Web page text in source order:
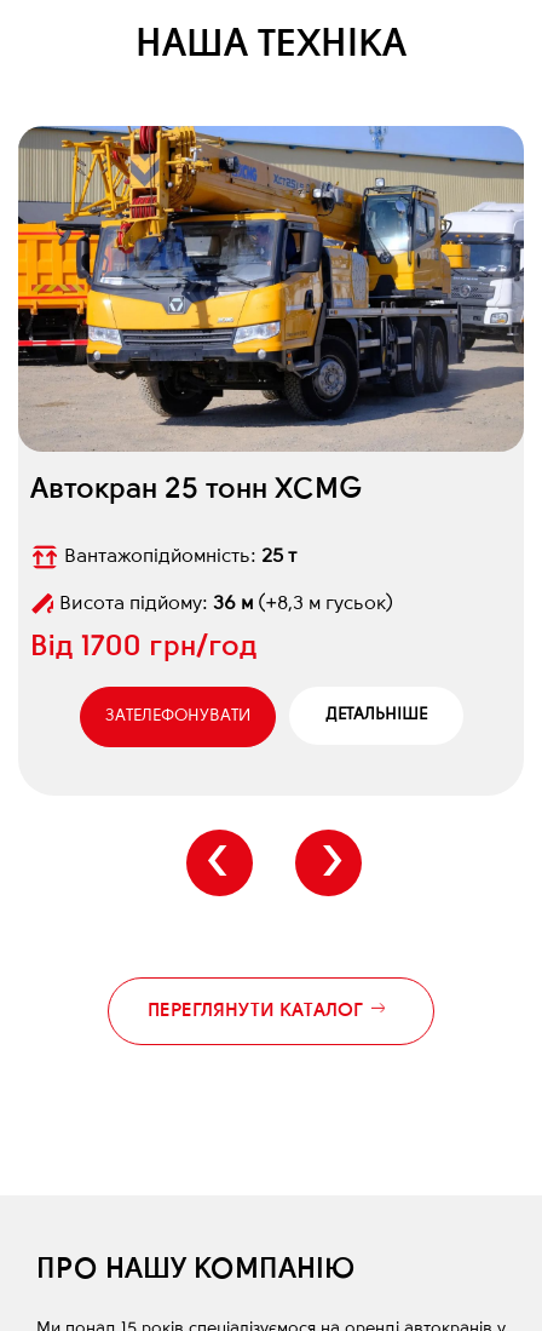
НАША ТЕХНІКА
Автокран 25 тонн XCMG
Вантажопідйомність: 25 т
Висота підйому: 36 м (+8,3 м гусьок)
Від 1700 грн/год
ЗАТЕЛЕФОНУВАТИ ДЕТАЛЬНІШЕ
‹ ›
ПЕРЕГЛЯНУТИ КАТАЛОГ
ПРО НАШУ КОМПАНІЮ